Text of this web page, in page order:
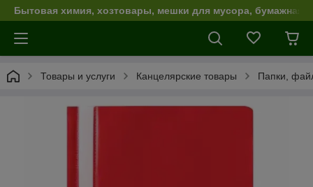
Бытовая химия, хозтовары, мешки для мусора, бумажная
Товары и услуги Канцелярские товары Папки,